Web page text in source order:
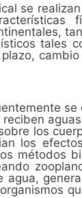
se
tales
los
los
métodos